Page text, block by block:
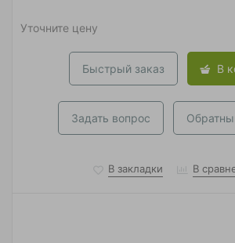
Уточните цену
Быстрый заказ В
Задать вопрос
В закладки В